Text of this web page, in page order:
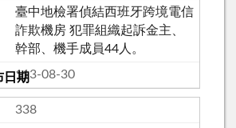
臺中地檢署偵結西班牙跨境電信
詐欺機房 犯罪組織起訴金主、
幹部、機手成員44人。
113-08-30
338